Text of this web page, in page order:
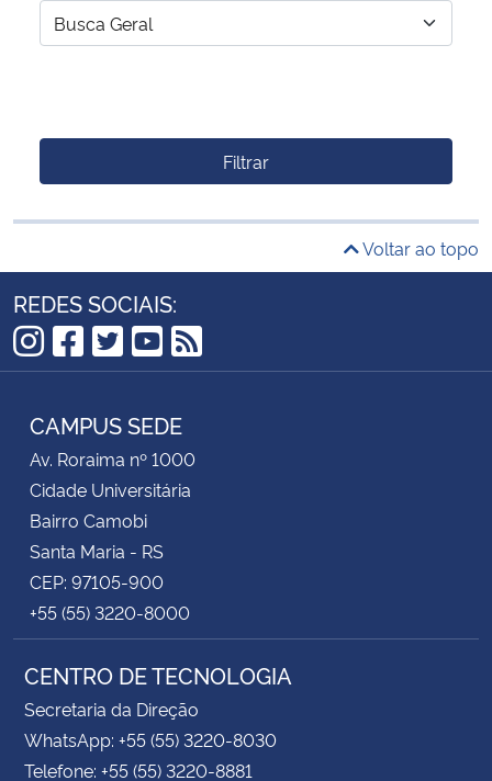
Filtrar
Voltar ao topo
REDES SOCIAIS:
Instagram
Facebook
Twitter
YouTube
RSS
CAMPUS SEDE
Av. Roraima nº 1000
Cidade Universitária
Bairro Camobi
Santa Maria - RS
CEP: 97105-900
+55 (55) 3220-8000
CENTRO DE TECNOLOGIA
Secretaria da Direção
WhatsApp: +55 (55) 3220-8030
Telefone: +55 (55) 3220-8881